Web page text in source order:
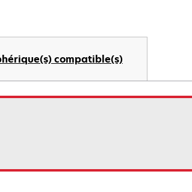
compatible(s)